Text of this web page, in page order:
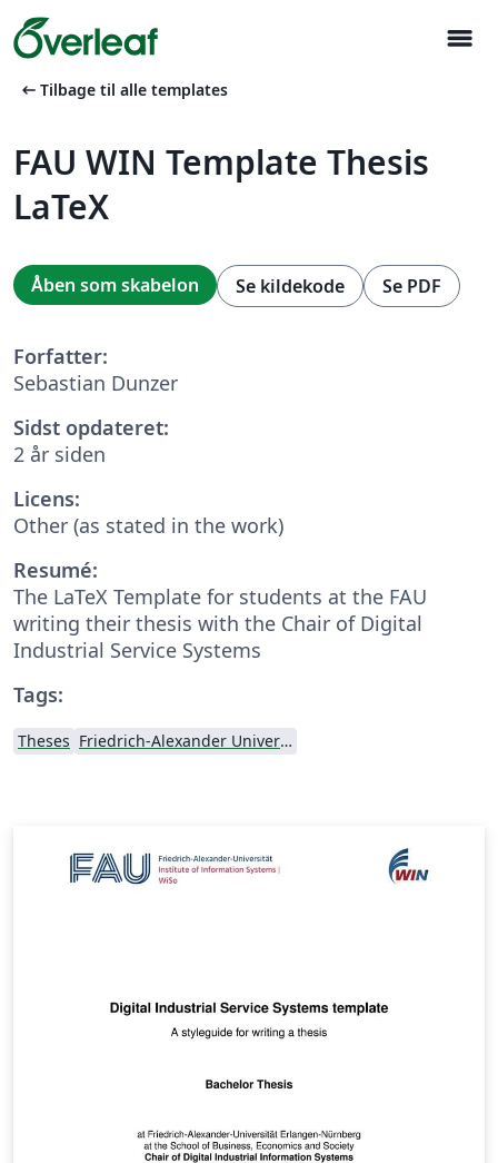
menu
arrow_left_alt Tilbage til alle templates
FAU WIN Template Thesis
LaTeX
Åben som skabelon Se kildekode Se PDF
Forfatter:
Sebastian Dunzer
Sidst opdateret:
2 år siden
Licens:
Other (as stated in the work)
Resumé:
The LaTeX Template for students at the FAU
writing their thesis with the Chair of Digital
Industrial Service Systems
Tags:
Theses Friedrich-Alexander University Erlangen-Nürnberg